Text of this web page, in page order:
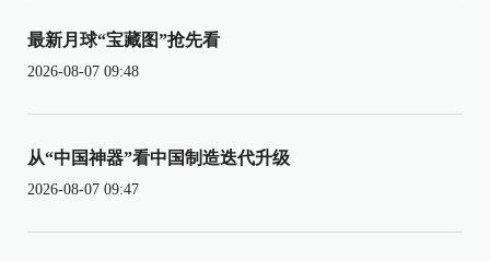
最新月球“宝藏图”抢先看
2026-08-07 09:48
从“中国神器”看中国制造迭代升级
2026-08-07 09:47